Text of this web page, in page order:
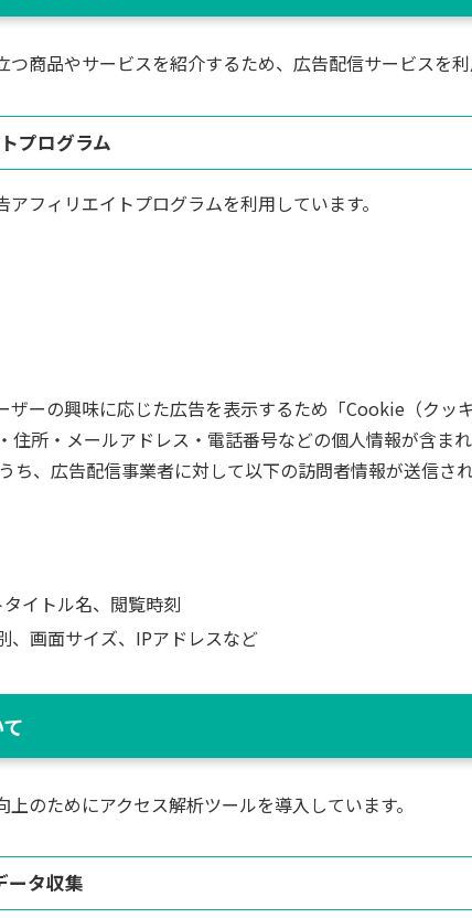
商品やサービスを紹介するため、広告配信サービスを利
プログラム
フィリエイトプログラムを利用しています。
ザーの興味に応じた広告を表示するため「Cookie（クッ
住所・メールアドレス・電話番号などの個人情報が含ま
ち、広告配信事業者に対して以下の訪問者情報が送信さ
イトル名、閲覧時刻
、画面サイズ、IPアドレスなど
のためにアクセス解析ツールを導入しています。
ータ収集